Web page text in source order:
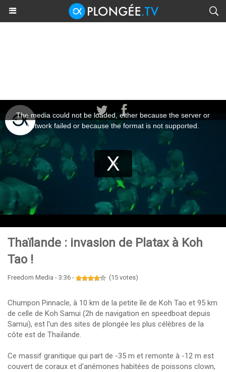
Thaïlande : invasion de Platax à Koh
Tao !
Freedom Media - 3:36 - (15 votes)
Chumpon Pinnacle, à 10 km de la petite île de Koh Tao et 95 km
de celle de Koh Samui (2h de navigation en speedboat depuis
Samui), est l'un des sites de plongée les plus célèbres de la
côte est de Thaïlande.
Ce massif granitique qui part de -35 m et remonte à -12 m est
couvert de coraux et d'anémones habitées de poissons clown,